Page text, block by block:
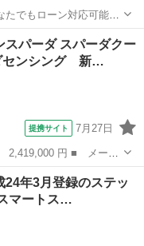
方 ２、パートを
等をされた方やローンが
スパーダ スパーダクー
センシング 新…
提携サイト 7月27日
スパーダ ■ グレード
ンシング 新品タイヤ／
年3月登録のステッ
マートス…